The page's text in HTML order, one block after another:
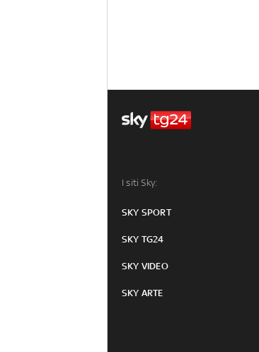
I siti Sky:
SKY SPORT
SKY TG24
SKY VIDEO
SKY ARTE